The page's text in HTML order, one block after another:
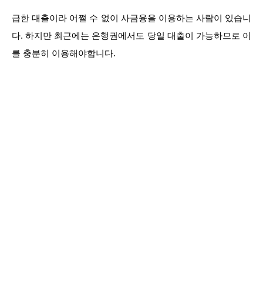
급한 대출이라 어쩔 수 없이 사금융을 이용하는 사람이 있습니
다. 하지만 최근에는 은행권에서도 당일 대출이 가능하므로 이
를 충분히 이용해야합니다.